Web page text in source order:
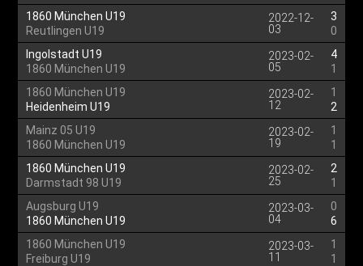
1860 München U19
Reutlingen U19
2022-12-
03
3
0
Ingolstadt U19
1860 München U19
2023-02-
05
4
1
1860 München U19
Heidenheim U19
2023-02-
12
1
2
Mainz 05 U19
1860 München U19
2023-02-
19
1
1
1860 München U19
Darmstadt 98 U19
2023-02-
25
2
1
Augsburg U19
1860 München U19
2023-03-
04
0
6
1860 München U19
Freiburg U19
2023-03-
11
1
1